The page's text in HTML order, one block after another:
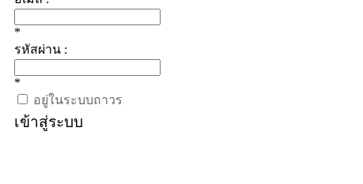
*
รหัสผ่าน :
*
อยู่ในระบบถาวร
เข้าสู่ระบบ